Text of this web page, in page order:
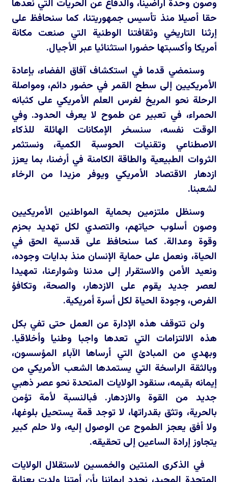
وصون وحدة أراضينا، والدفاع عن الحريات التي نعدها
حقا أصيلا منذ تأسيس جمهوريتنا، كما سنحافظ على
إرثنا التاريخي وثقافتنا الوطنية التي صنعت مكانة
أمريكا وأكسبتها حضورا استثنائيا عبر الأجيال.
وسنمضي قدما في استكشاف آفاق الفضاء، بإعادة
الأمريكيين إلى سطح القمر في حضور دائم، ومواصلة
الرحلة نحو المريخ لغرس العلم الأمريكي على كثبانه
الحمراء، في تعبير عن طموح لا يعرف الحدود. وفي
الوقت نفسه، سنسخر الإمكانات الهائلة للذكاء
الاصطناعي وتقنيات الحوسبة الكمية، ونستثمر
الثروات الطبيعية والطاقة الكامنة في أرضنا، بما يعزز
ازدهار الاقتصاد الأمريكي ويوفر مزيدا من الرخاء
لشعبنا.
وسنظل ملتزمين بحماية المواطنين الأمريكيين
وصون أسلوب حياتهم، والتصدي لكل تهديد بحزم
وقوة وعدالة. كما سنحافظ على قدسية الحق في
الحياة، ونعمل على حماية الإنسان منذ بدايات وجوده،
ونعيد الأمن والاستقرار إلى مدننا وشوارعنا، تمهيدا
لعصر جديد يقوم على الازدهار، والصحة، وتكافؤ
الفرص، وجودة الحياة لكل أسرة أمريكية.
ولن تتوقف هذه الإدارة عن العمل حتى تفي بكل
هذه الالتزامات التي تعدها واجبا وطنيا وأخلاقيا.
وبهدي من المبادئ التي أرساها الآباء المؤسسون،
وبالثقة الراسخة التي يستمدها الشعب الأمريكي من
إيمانه بقيمه، سنقود الولايات المتحدة نحو عصر ذهبي
جديد من القوة والازدهار. فبالنسبة لأمة تؤمن
بالحرية، وتثق بقدراتها، لا توجد قمة يستحيل بلوغها،
ولا أفق يعجز الطموح عن الوصول إليه، ولا حلم كبير
يتجاوز إرادة الساعين إلى تحقيقه.
في الذكرى المئتين والخمسين لاستقلال الولايات